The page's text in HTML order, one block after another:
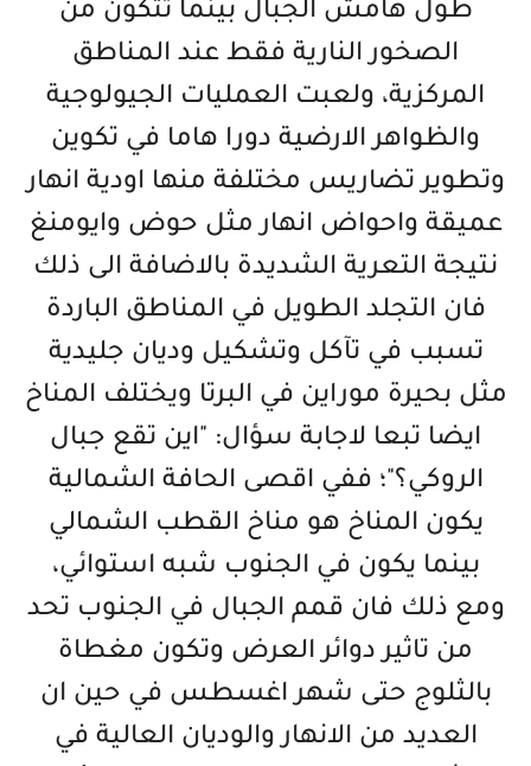
طول هامش الجبال بينما تتكون من
الصخور النارية فقط عند المناطق
المركزية، ولعبت العمليات الجيولوجية
والظواهر الارضية دورا هاما في تكوين
وتطوير تضاريس مختلفة منها اودية انهار
عميقة واحواض انهار مثل حوض وايومنغ
نتيجة التعرية الشديدة بالاضافة الى ذلك
فان التجلد الطويل في المناطق الباردة
تسبب في تآكل وتشكيل وديان جليدية
مثل بحيرة موراين في البرتا ويختلف المناخ
ايضا تبعا لاجابة سؤال: "اين تقع جبال
الروكي؟"؛ ففي اقصى الحافة الشمالية
يكون المناخ هو مناخ القطب الشمالي
بينما يكون في الجنوب شبه استوائي،
ومع ذلك فان قمم الجبال في الجنوب تحد
من تاثير دوائر العرض وتكون مغطاة
بالثلوج حتى شهر اغسطس في حين ان
العديد من الانهار والوديان العالية في